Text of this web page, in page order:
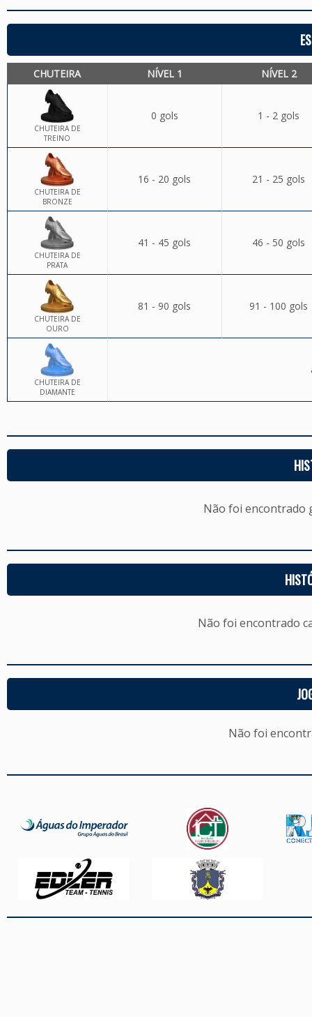
CHUTEIRA NÍVEL 1 NÍVEL 2
CHUTEIRA DE
TREINO
0 gols 1 - 2 gols
CHUTEIRA DE
BRONZE
16 - 20 gols 21 - 25 gols
CHUTEIRA DE
PRATA
41 - 45 gols 46 - 50 gols
CHUTEIRA DE
OURO
81 - 90 gols 91 - 100 gols
CHUTEIRA DE
DIAMANTE
Não foi encontrado
Não foi encontrado
Não foi